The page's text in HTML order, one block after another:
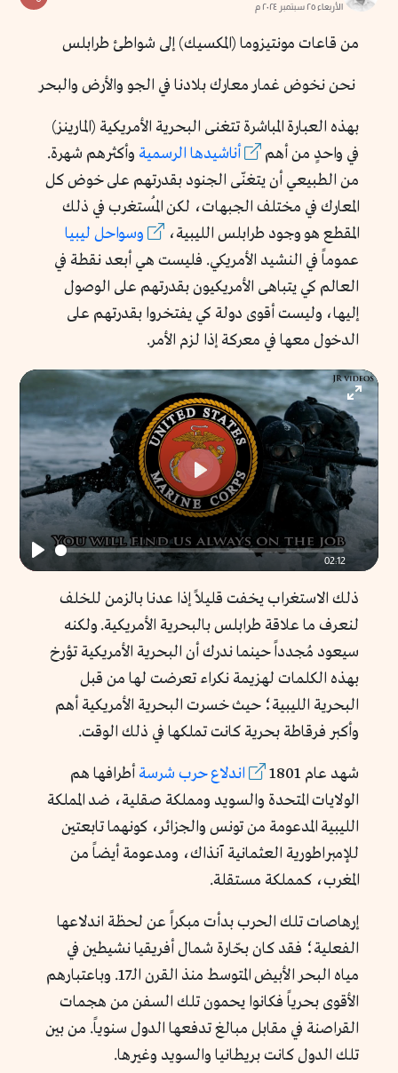
الأربعاء ٢٥ سبتمبر ٢٠٢٤ م
من قاعات مونتيزوما (المكسيك) إلى شواطئ طرابلس
نحن نخوض غمار معارك بلادنا في الجو والأرض والبحر
بهذه العبارة المباشرة تتغنى البحرية الأمريكية (المارينز)
في واحدٍ من أهم
أناشيدها الرسمية وأكثرهم شهرة.
من الطبيعي أن يتغنّى الجنود بقدرتهم على خوض كل
المعارك في مختلف الجبهات، لكن المُستغرب في ذلك
المقطع هو وجود طرابلس الليبية،
وسواحل ليبيا
عموماً في النشيد الأمريكي. فليست هي أبعد نقطة في
العالم كي يتباهى الأمريكيون بقدرتهم على الوصول
إليها، وليست أقوى دولة كي يفتخروا بقدرتهم على
الدخول معها في معركة إذا لزم الأمر.
Play
02:12
Enter
Play
ذلك الاستغراب يخفت قليلاً إذا عدنا بالزمن للخلف
لنعرف ما علاقة طرابلس بالبحرية الأمريكية. ولكنه
سيعود مُجدداً حينما ندرك أن البحرية الأمريكية تؤرخ
بهذه الكلمات لهزيمة نكراء تعرضت لها من قبل
البحرية الليبية؛ حيث خسرت البحرية الأمريكية أهم
وأكبر فرقاطة بحرية كانت تملكها في ذلك الوقت.
شهد عام 1801 اندلاع حرب شرسة أطرافها هم
الولايات المتحدة والسويد ومملكة صقلية، ضد المملكة
الليبية المدعومة من تونس والجزائر، كونهما تابعتين
للإمبراطورية العثمانية آنذاك، ومدعومة أيضاً من
المغرب، كمملكة مستقلة.
إرهاصات تلك الحرب بدأت مبكراً عن لحظة اندلاعها
الفعلية؛ فقد كان بحّارة شمال أفريقيا نشيطين في
مياه البحر الأبيض المتوسط منذ القرن الـ17. وباعتبارهم
الأقوى بحرياً فكانوا يحمون تلك السفن من هجمات
القراصنة في مقابل مبالغ تدفعها الدول سنوياً. من بين
تلك الدول كانت بريطانيا والسويد وغيرها.